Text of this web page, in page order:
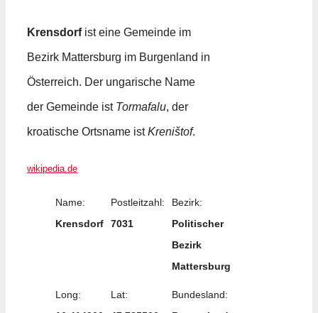
Krensdorfist eine Gemeinde im
Bezirk Mattersburg im Burgenland in
Österreich. Der ungarische Name
der Gemeinde ist Tormafalu, der
kroatische Ortsname istKreništof.
wikipedia.de
Name:
Krensdorf
Postleitzahl:
7031
Bezirk:
Politischer
Bezirk
Mattersburg
Long:
Lat:
Bundesland: